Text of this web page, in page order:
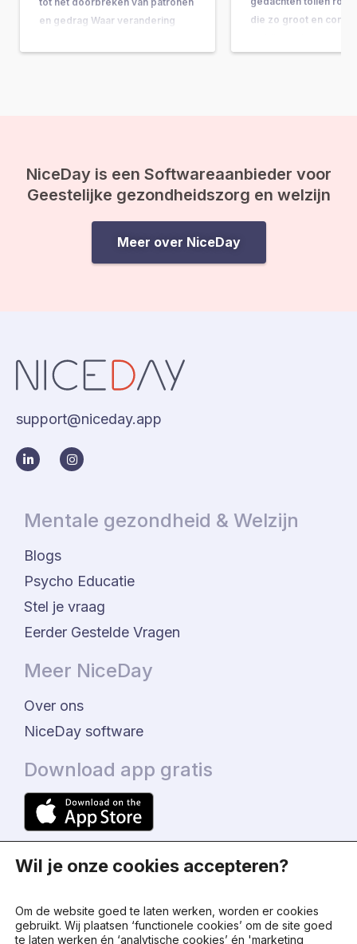
en gedrag Waar verandering
concrete do’s & don’ts, tips &
waarom inzicht…
die zo groot en
lijken. Vragen als:
NiceDay is een Softwareaanbieder voor
Geestelijke gezondheidszorg en welzijn
Meer over NiceDay
support@niceday.app
Mentale gezondheid & Welzijn
Blogs
Psycho Educatie
Stel je vraag
Eerder Gestelde Vragen
Meer NiceDay
Over ons
NiceDay software
Download app gratis
Wil je onze cookies accepteren?
Om de website goed te laten werken, worden er cookies
gebruikt. Wij plaatsen ‘functionele cookies’ om de site goed
te laten werken én ‘analytische cookies’ én 'marketing